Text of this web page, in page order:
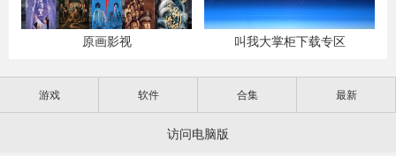
原画影视 叫我大掌柜下载专区
游戏 软件 合集 最新
访问电脑版